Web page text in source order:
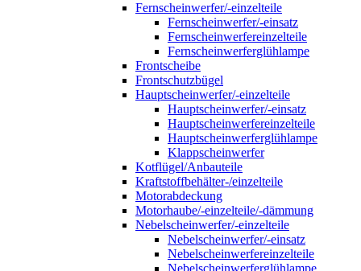
Fernscheinwerfer/-einzelteile
Fernscheinwerfer/-einsatz
Fernscheinwerfereinzelteile
Fernscheinwerferglühlampe
Frontscheibe
Frontschutzbügel
Hauptscheinwerfer/-einzelteile
Hauptscheinwerfer/-einsatz
Hauptscheinwerfereinzelteile
Hauptscheinwerferglühlampe
Klappscheinwerfer
Kotflügel/Anbauteile
Kraftstoffbehälter-/einzelteile
Motorabdeckung
Motorhaube/-einzelteile/-dämmung
Nebelscheinwerfer/-einzelteile
Nebelscheinwerfer/-einsatz
Nebelscheinwerfereinzelteile
Nebelscheinwerferglühlampe